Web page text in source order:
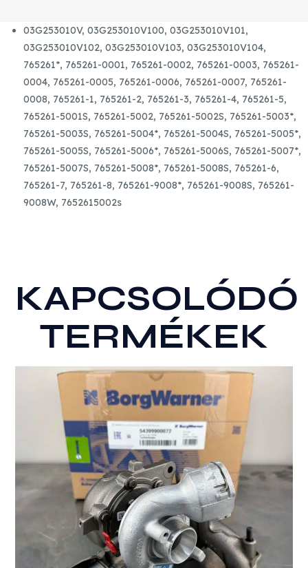
GYÁRI
FELÚJÍTOTT
TURBÓ
mennyiség
03G253010V, 03G253010V100, 03G253010V101,
03G253010V102, 03G253010V103, 03G253010V104,
765261*, 765261-0001, 765261-0002, 765261-0003, 765261-
0004, 765261-0005, 765261-0006, 765261-0007, 765261-
0008, 765261-1, 765261-2, 765261-3, 765261-4, 765261-5,
765261-5001S, 765261-5002, 765261-5002S, 765261-5003*,
765261-5003S, 765261-5004*, 765261-5004S, 765261-5005*,
765261-5005S, 765261-5006*, 765261-5006S, 765261-5007*,
765261-5007S, 765261-5008*, 765261-5008S, 765261-6,
765261-7, 765261-8, 765261-9008*, 765261-9008S, 765261-
9008W, 7652615002s
KAPCSOLÓDÓ
TERMÉKEK